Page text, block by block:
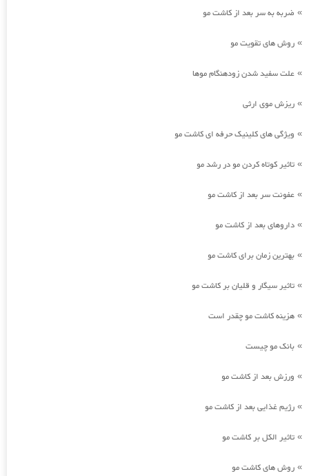
» ضربه به سر بعد از کاشت مو
» روش های تقویت مو
» علت سفید شدن زودهنگام موها
» ریزش موی ارثی
» ویژگی های کلینیک حرفه ای کاشت مو
» تاثیر کوتاه کردن مو در رشد مو
» عفونت سر بعد از کاشت مو
» داروهای بعد از کاشت مو
» بهترین زمان برای کاشت مو
» تاثیر سیگار و قلیان بر کاشت مو
» هزینه کاشت مو چقدر است
» بانک مو چیست
» ورزش بعد از کاشت مو
» رژیم غذایی بعد از کاشت مو
» تاثیر الکل بر کاشت مو
» روش های کاشت مو